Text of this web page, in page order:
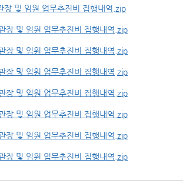
장 및 임원 업무추진비 집행내역.zip
장 및 임원 업무추진비 집행내역.zip
장 및 임원 업무추진비 집행내역.zip
장 및 임원 업무추진비 집행내역.zip
장 및 임원 업무추진비 집행내역.zip
장 및 임원 업무추진비 집행내역.zip
장 및 임원 업무추진비 집행내역.zip
장 및 임원 업무추진비 집행내역.zip